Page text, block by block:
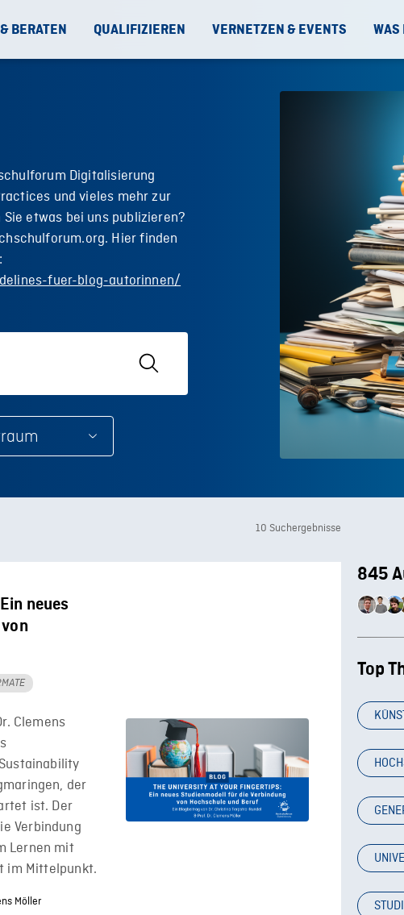
BERATEN QUALIFIZIEREN VERNETZEN & EVENTS WAS
Digitalisierung
und vieles mehr zur
etwas bei uns publizieren?
Hier finden
fuer-blog-autorinnen/
10 Suchergebnisse
neues
Clemens
der
ist. Der
Verbindung
Lernen mit
im Mittelpunkt.
Möller
845
Top